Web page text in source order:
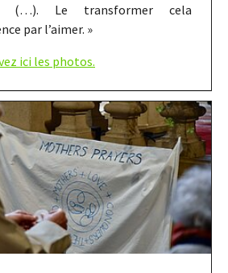
(…). Le transformer cela
par l’aimer. »
ici les photos.